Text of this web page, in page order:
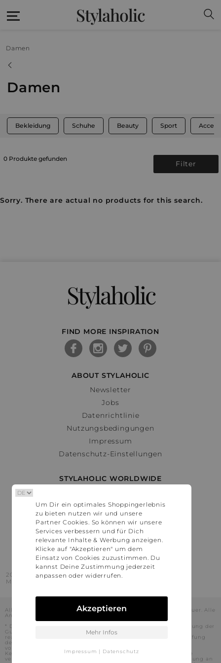
Stylaholic
Damen
Damen
Bekleidung Schuhe Beauty Sport
0 Produkte gefunden
Filter
Sorry. There are actual no products for this search.
Stylaholic
FIND MORE INSPIRATION
ABOUT STYLAHOLIC
Newsletter
Jobs
Datenrichtlinie
Nutzungsbedingungen
Impressum
Datenschutz-Einstellungen
STYLAHOLIC WORLDWIDE
Österreich
Schweiz
France
United States
2016 - 2026 © Stylaholic.
Made for you with love in munich.
Alle Preise inkl. der jeweils geltenden gesetzlichen Mehrwertsteuer. Alle
Angaben ohne Gewähr.
* Die angezeigten Preise beinhalten Rabatte, die durch die Nutzung der
Gutschein-Codes auf den Seiten unserer Partner voraussichtlich
realisiert werden können. Stylaholic führt keine vollständige Prüfung
der Gutschein-Codes durch und es kann daher in Einzelfällen
vorkommen, dass die Gutscheine abweichend von unserem
Kenntnisstand bei dem jeweiligen Shop nicht oder nur teilweise
verwendet werden können. Darüber hinaus kann deren Verwendung an
Um Dir ein optimales Shoppingerlebnis
zu bieten nutzen wir und unsere
Partner Cookies. So können wir unsere
Services verbessern und für Dich
relevante Inhalte & Werbung anzeigen.
Klicke auf "Akzeptieren" um dem
Einsatz von Cookies zuzustimmen. Du
kannst Deine Zustimmung jederzeit
anpassen oder widerrufen.
Akzeptieren
Mehr Infos
Impressum | Datenschutz